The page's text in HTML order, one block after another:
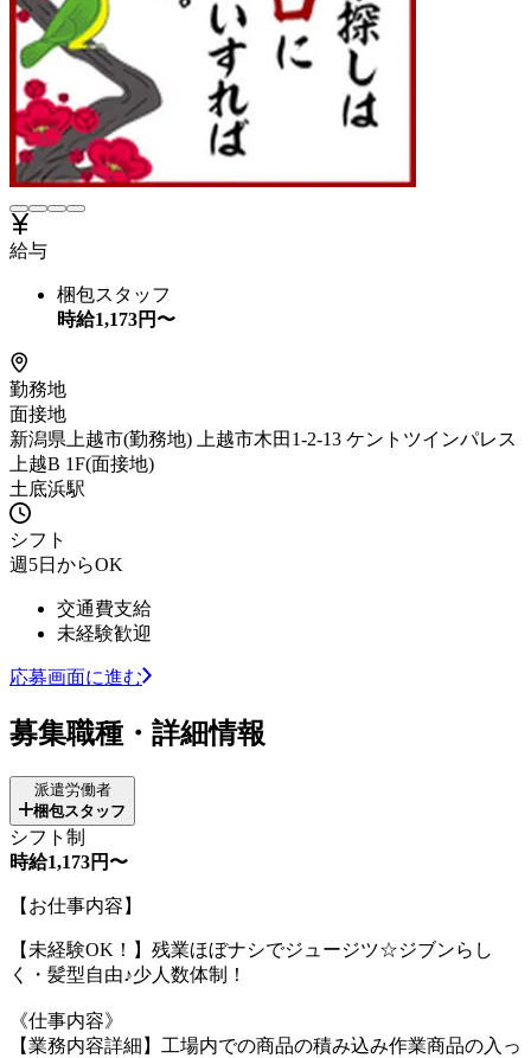
給与
梱包スタッフ
時給1,173円〜
勤務地
面接地
新潟県上越市(勤務地) 上越市木田1-2-13 ケントツインパレス
上越B 1F(面接地)
土底浜駅
シフト
週5日からOK
交通費支給
未経験歓迎
応募画面に進む
募集職種・詳細情報
派遣労働者
梱包スタッフ
シフト制
時給1,173円〜
【お仕事内容】
【未経験OK！】残業ほぼナシでジュージツ☆ジブンらし
く・髪型自由♪少人数体制！
《仕事内容》
【業務内容詳細】工場内での商品の積み込み作業商品の入っ